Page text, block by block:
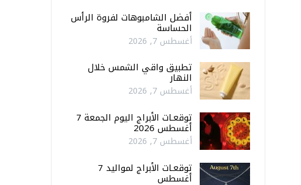
أفضل الشامبوهات لفروة الرأس
الحساسة
أغسطس 7, 2026
تطبيق واقي الشمس خلال
النهار
أغسطس 7, 2026
توقعـات الأبراج اليوم الجمعة 7
أغسطس 2026
أغسطس 7, 2026
توقعـات الأبراج لمواليد 7
أغسطس